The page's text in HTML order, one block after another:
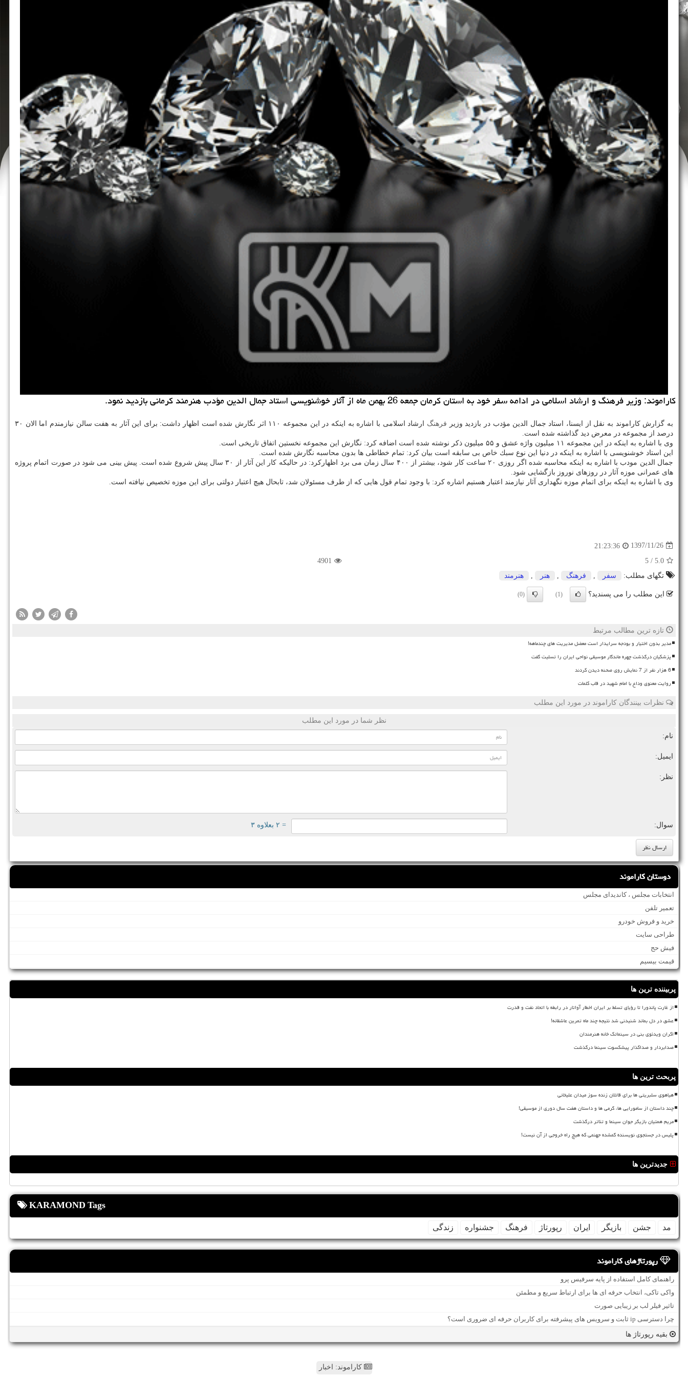
كاراموند: وزیر فرهنگ و ارشاد اسلامی در ادامه سفر خود به استان كرمان جمعه 26 بهمن ماه از آثار خوشنویسی استاد جمال الدین مؤدب هنرمند كرمانی بازدید نمود.
به گزارش كاراموند به نقل از ایسنا، استاد جمال الدین مؤدب در بازدید وزیر فرهنگ
ارشاد اسلامی با اشاره به اینكه در این مجموعه ۱۱۰ اثر نگارش شده است اظهار داشت: برای این آثار به هفت سالن نیازمندم اما الان ۳۰
درصد از مجموعه در معرض دید گذاشته شده است.
وی با اشاره به اینكه در این مجموعه ۱۱ میلیون واژه عشق و ۵۵ میلیون ذكر نوشته شده است اضافه كرد: نگارش این مجموعه نخستین اتفاق تاریخی است.
این استاد خوشنویسی با اشاره به اینكه در دنیا این نوع سبك خاص بی سابقه است بیان كرد: تمام خطاطی ها بدون محاسبه نگارش شده است.
جمال الدین مودب با اشاره به اینكه محاسبه شده اگر روزی ۲۰ ساعت كار شود، بیشتر از ۴۰۰ سال زمان می برد اظهاركرد: در حالیكه كار این آثار از ۳۰ سال پیش شروع شده است. پیش بینی می شود در صورت اتمام پروژه
های عمرانی موزه آثار در روزهای نوروز بازگشایی شود.
وی با اشاره به اینكه برای اتمام موزه نگهداری آثار نیازمند اعتبار هستیم اشاره كرد: با وجود تمام قول هایی كه از طرف مسئولان شد، تابحال هیچ اعتبار دولتی برای این موزه تخصیص نیافته است.
1397/11/26
21:23:36
5.0
/ 5
4901
تگهای مطلب:
سفر فرهنگ هنر هنرمند
این مطلب را می پسندید؟ (1)
(0)
تازه ترین مطالب مرتبط
مدیر بدون اختیار و بودجه سرایدار است معضل مدیریت های چندماهه!
پزشکیان درگذشت چهره ماندگار موسیقی نواحی ایران را تسلیت گفت
6 هزار نفر از 7 نمایش روی صحنه دیدن کردند
روایت معنوی وداع با امام شهید در قاب کلمات
نظرات بینندگان کاراموند در مورد این مطلب
نظر شما در مورد این مطلب
نام:
ایمیل:
نظر:
سوال: = ۲ بعلاوه ۳
دوستان کاراموند
انتخابات مجلس ، کاندیدای مجلس
تعمیر تلفن
خرید و فروش خودرو
طراحی سایت
فیش حج
قیمت بیسیم
پربیننده ترین ها
از غارت پاندورا تا رؤیای تسلط بر ایران اخطار آواتار در رابطه با اتحاد نفت و قدرت
عشق در دل بماند شنیدنی شد نتیجه چند ماه تمرین عاشقانه!
اکران ویدئوی بنی در سینماتک خانه هنرمندان
صدابردار و صداگذار پیشکسوت سینما درگذشت
پربحث ترین ها
هیاهوی سلبریتی ها برای قاتلان زنده سوز میدان علیخانی
چند داستان از سامورایی ها، گرمی ها و داستان هفت سال دوری از موسیقی!
مریم همتیان بازیگر جوان سینما و تئاتر درگذشت
پلیس در جستجوی نویسنده گمشده جهنمی که هیچ راه خروجی از آن نیست!
جدیدترین ها
KARAMOND Tags
مد جشن بازیگر ایران رپورتاژ فرهنگ جشنواره زندگی
رپورتاژهای کاراموند
راهنمای کامل استفاده از پایه سرفیس پرو
واکی تاکی، انتخاب حرفه ای ها برای ارتباط سریع و مطمئن
تاثیر فیلر لب بر زیبایی صورت
چرا دسترسی ip ثابت و سرویس های پیشرفته برای کاربران حرفه ای ضروری است؟
بقیه رپورتاژ ها
کاراموند: اخبار